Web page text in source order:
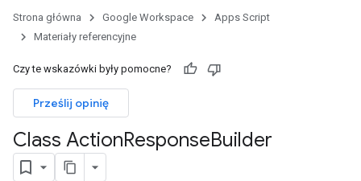
Strona główna Google Workspace
Apps Script
Materiały referencyjne
Czy te wskazówki były pomocne?
Prześlij opinię
Class ActionResponseBuilder